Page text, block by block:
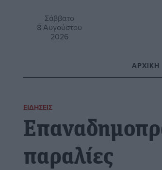
Σάββατο
8 Αυγούστου
2026
ΑΡΧΙΚΉ
ΕΙΔΉΣΕΙΣ
παραλίες